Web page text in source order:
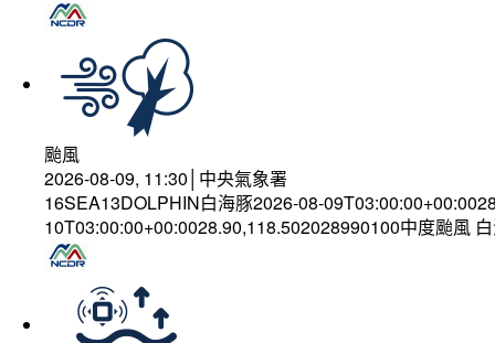
颱風
2026-08-09, 11:30│中央氣象署
16SEA13DOLPHIN白海豚2026-08-
10T03:00:00+00:0028.90,118.502028990100中度颱風